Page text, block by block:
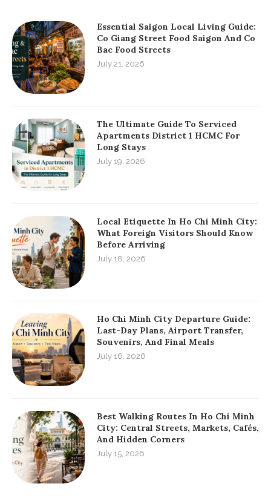
Essential Saigon Local Living Guide:
Co Giang Street Food Saigon And Co
Bac Food Streets
July 21, 2026
The Ultimate Guide To Serviced
Apartments District 1 HCMC For
Long Stays
July 19, 2026
Local Etiquette In Ho Chi Minh City:
What Foreign Visitors Should Know
Before Arriving
July 18, 2026
Ho Chi Minh City Departure Guide:
Last-Day Plans, Airport Transfer,
Souvenirs, And Final Meals
July 16, 2026
Best Walking Routes In Ho Chi Minh
City: Central Streets, Markets, Cafés,
And Hidden Corners
July 15, 2026